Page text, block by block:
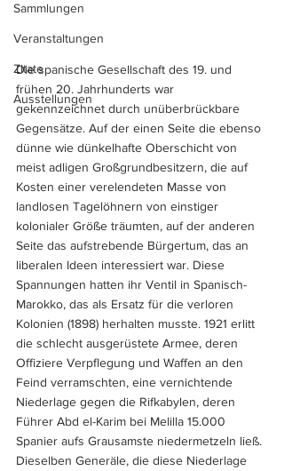
Sammlungen
Veranstaltungen
Zitate
Ausstellungen
Die spanische Gesellschaft des 19. und
frühen 20. Jahrhunderts war
gekennzeichnet durch unüberbrückbare
Gegensätze. Auf der einen Seite die ebenso
dünne wie dünkelhafte Oberschicht von
meist adligen Großgrundbesitzern, die auf
Kosten einer verelendeten Masse von
landlosen Tagelöhnern von einstiger
kolonialer Größe träumten, auf der anderen
Seite das aufstrebende Bürgertum, das an
liberalen Ideen interessiert war. Diese
Spannungen hatten ihr Ventil in Spanisch-
Marokko, das als Ersatz für die verloren
Kolonien (1898) herhalten musste. 1921 erlitt
die schlecht ausgerüs­tete Armee, deren
Offiziere Verpflegung und Waffen an den
Feind verramschten, eine vernichtende
Niederlage gegen die Rifkabylen, deren
Führer Abd el-Karim bei Melilla 15.000
Spanier aufs Grausamste niedermetzeln ließ.
Dieselben Generäle, die diese Niederlage